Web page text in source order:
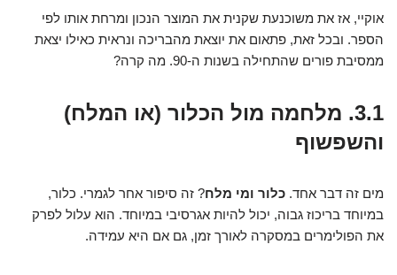
אוקיי, אז את משוכנעת שקנית את המוצר הנכון ומרחת אותו לפי
הספר. ובכל זאת, פתאום את יוצאת מהבריכה ונראית כאילו יצאת
ממסיבת פורים שהתחילה בשנות ה-90. מה קרה?
3.1. מלחמה מול הכלור (או המלח)
והשפשוף
מים זה דבר אחד. כלור ומי מלח? זה סיפור אחר לגמרי. כלור,
במיוחד בריכוז גבוה, יכול להיות אגרסיבי במיוחד. הוא עלול לפרק
את הפולימרים במסקרה לאורך זמן, גם אם היא עמידה.